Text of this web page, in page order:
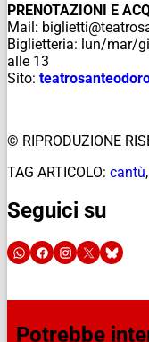
PRENOTAZIONI E
Mail:
Biglietteria: lun/mar/
alle 13
Sito:
© RIPRODUZIONE
TAG ARTICOLO: cantù,
Seguici su
Potrebbe